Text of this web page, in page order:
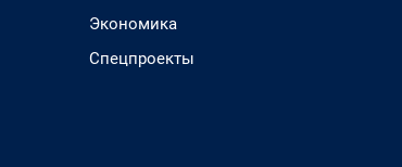
Экономика
Спецпроекты